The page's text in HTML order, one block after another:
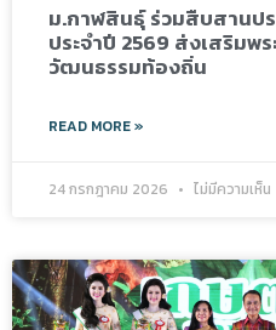
ม.กาฬสินธุ์ ร่วมสืบสานป
ประจำปี 2569 ส่งเสริมพ
วัฒนธรรมท้องถิ่น
READ MORE »
24 กรกฎาคม 2026 ไม่มีความเห็น